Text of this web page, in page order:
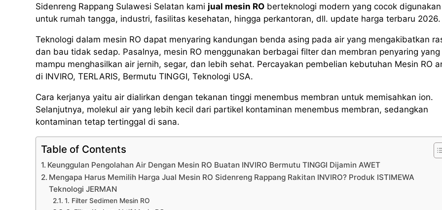
Sidenreng Rappang Sulawesi Selatan kami jual mesin RO berteknologi modern yang cocok digunakan
untuk rumah tangga, industri, fasilitas kesehatan, hingga perkantoran, dll. update harga terbaru 2026.
Teknologi dalam mesin RO dapat menyaring kandungan benda asing pada air yang mengakibatkan
dan bau tidak sedap. Pasalnya, mesin RO menggunakan berbagai filter dan membran penyaring yang
mampu menghasilkan air jernih, segar, dan lebih sehat. Percayakan pembelian kebutuhan Mesin RO
di INVIRO, TERLARIS, Bermutu TINGGI, Teknologi USA.
Cara kerjanya yaitu air dialirkan dengan tekanan tinggi menembus membran untuk memisahkan ion.
Selanjutnya, molekul air yang lebih kecil dari partikel kontaminan menembus membran, sedangkan
kontaminan tetap tertinggal di sana.
Table of Contents
Keunggulan Pengolahan Air Dengan Mesin RO Buatan INVIRO Bermutu TINGGI Dijamin AWET
Mengapa Harus Memilih Harga Jual Mesin RO Sidenreng Rappang Rakitan INVIRO? Produk ISTIMEWA
Teknologi JERMAN
1. Filter Sedimen Mesin RO